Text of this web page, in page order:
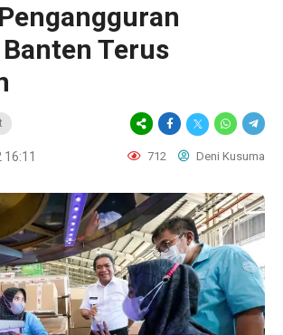
Terus
16:11 712 Deni Kusuma